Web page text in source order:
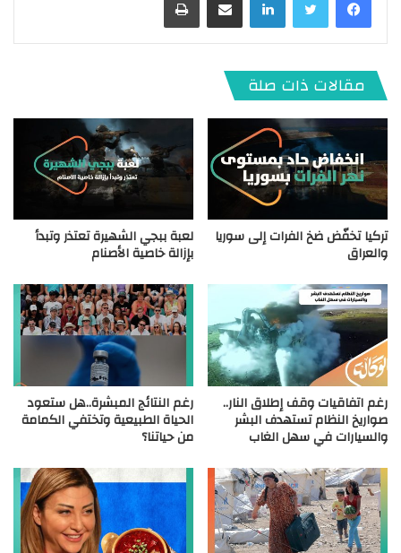
مقالات ذات صلة
تركيا تخفّض ضخ الفرات إلى سوريا
والعراق
لعبة ببجي الشهيرة تعتذر وتبدأ
بإزالة خاصية الأصنام
رغم اتفاقيات وقف إطلاق النار..
صواريخ النظام تستهدف البشر
والسيارات في سهل الغاب
رغم النتائج المبشرة..هل ستعود
الحياة الطبيعية وتختفي الكمامة
من حياتنا؟